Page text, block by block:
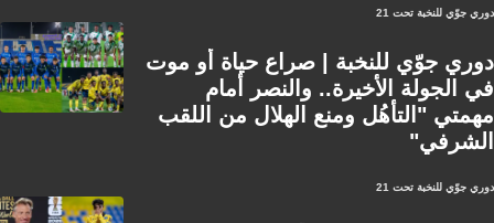
دوري جوّي للنخبة تحت 21
دوري جوّي للنخبة | صراع حياة أو موت
في الجولة الأخيرة.. والنصر أمام
مهمتي "التأهُل ومنع الهلال من اللقب
الشرفي"
دوري جوّي للنخبة تحت 21